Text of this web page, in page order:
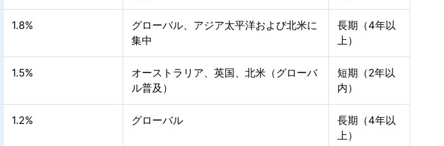
1.8%
グローバル、アジア太平洋および北米に
集中
長期（4年以
上）
1.5%
オーストラリア、英国、北米（グローバ
ル普及）
短期（2年以
内）
1.2% グローバル
長期（4年以
上）